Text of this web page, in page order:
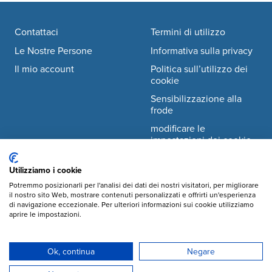
Footer navigation
© Mary's Meals Italia ODV company information
Sede legale:
Via Crescenzio 2,
info@marysmeals.it
+39 375 98 60 866
Contattaci
Le Nostre Persone
Il mio account
Termini di utilizzo
Informativa sulla privacy
Politica sull’utilizzo dei
cookie
Sensibilizzazione alla
frode
modificare le
impostazioni dei cookie
Facebook
Instagram
LinkedIn
Utilizziamo i cookie
Potremmo posizionarli per l'analisi dei dati dei nostri visitatori, per migliorare
il nostro sito Web, mostrare contenuti personalizzati e offrirti un'esperienza
di navigazione eccezionale. Per ulteriori informazioni sui cookie utilizziamo
aprire le impostazioni.
Ok, continua
Negare